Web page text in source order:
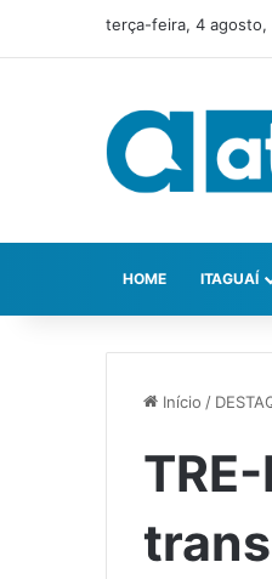
terça-feira, 4 agosto,
HOME ITAGUAÍ
Início /